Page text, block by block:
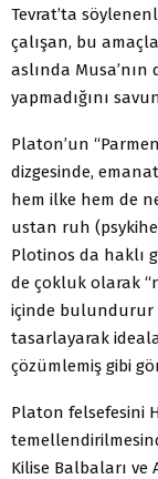
Tevrat’ta
çalışan, bu
aslında
yapmadığını
Platon’un
dizgesinde,
hem ilke hem de
ustan ruh
Plotinos da haklı
de çokluk olarak
içinde bulundurur
tasarlayarak
çözümlemiş gibi
Platon felsefesini
Kilise Balbaları ve